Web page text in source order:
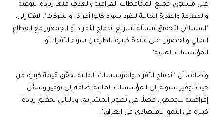
على مستوى جميع المحافظات العراقية والهدف منها زيادة التوعية
والمعرفة والقدرة المالية للفرد سواء كانوا أفرادًا أو شركات"، لافتا إلى،
"المساعي لتحقيق مسألة تسريع اندماج الأفراد أو الجمهور مع القطاع
المالي والحصول على فائدة كبيرة للطرفين سواء الأفراد أو
المؤسسات المالية".
وأضاف، أن "اندماج الأفراد والمؤسسات المالية يحقق قيمة كبيرة من
حيث توفير سيولة إلى المؤسسات المالية إضافة إلى توفير وسائل
إقراضية للجمهور، فضلًا عن تطوير المشاريع، وبالتالي تحقيق زيادة
كبيرة في النمو الاقتصادي في العراق".